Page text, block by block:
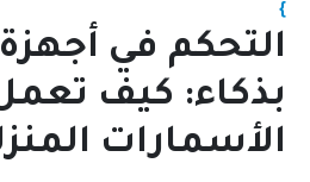
}
التحكم في
بذكاء: كيف
الأسمارات